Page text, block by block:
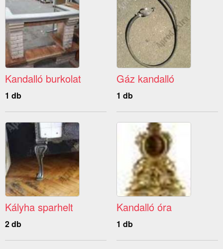
Kandalló burkolat
1 db
Gáz kandalló
1 db
Kályha sparhelt
2 db
Kandalló óra
1 db